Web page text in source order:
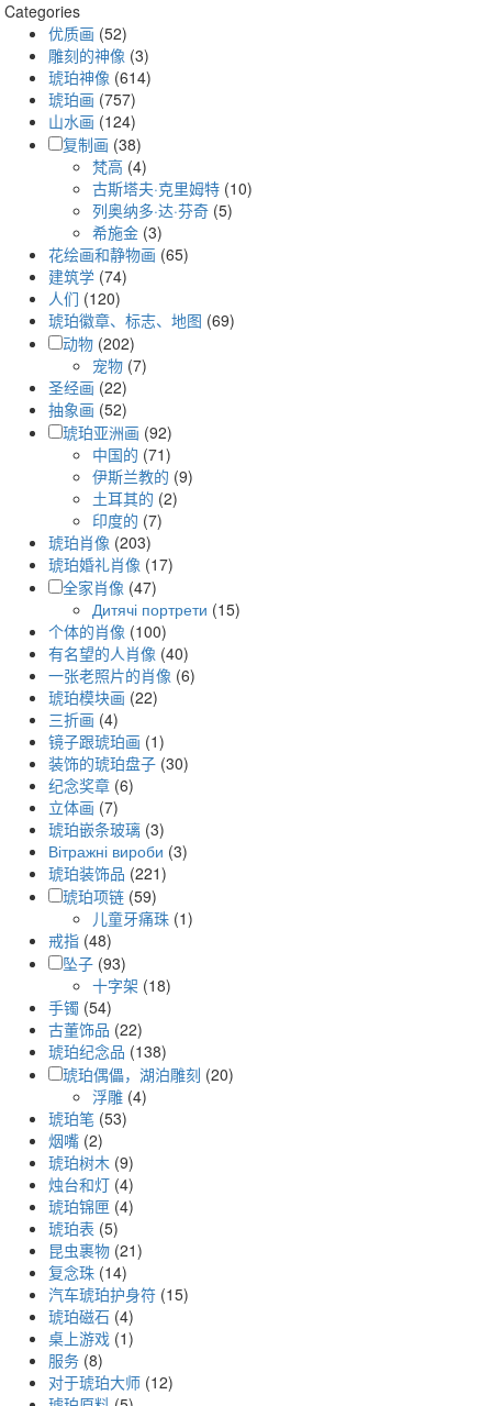
Categories
优质画 (52)
雕刻的神像 (3)
琥珀神像 (614)
琥珀画 (757)
山水画 (124)
复制画 (38)
梵高 (4)
古斯塔夫·克里姆特 (10)
列奥纳多·达·芬奇 (5)
希施金 (3)
花绘画和静物画 (65)
建筑学 (74)
人们 (120)
琥珀徽章、标志、地图 (69)
动物 (202)
宠物 (7)
圣经画 (22)
抽象画 (52)
琥珀亚洲画 (92)
中国的 (71)
伊斯兰教的 (9)
土耳其的 (2)
印度的 (7)
琥珀肖像 (203)
琥珀婚礼肖像 (17)
全家肖像 (47)
Дитячі портрети (15)
个体的肖像 (100)
有名望的人肖像 (40)
一张老照片的肖像 (6)
琥珀模块画 (22)
三折画 (4)
镜子跟琥珀画 (1)
装饰的琥珀盘子 (30)
纪念奖章 (6)
立体画 (7)
琥珀嵌条玻璃 (3)
Вітражні вироби (3)
琥珀装饰品 (221)
琥珀项链 (59)
儿童牙痛珠 (1)
戒指 (48)
坠子 (93)
十字架 (18)
手镯 (54)
古董饰品 (22)
琥珀纪念品 (138)
琥珀偶儡，湖泊雕刻 (20)
浮雕 (4)
琥珀笔 (53)
烟嘴 (2)
琥珀树木 (9)
烛台和灯 (4)
琥珀锦匣 (4)
琥珀表 (5)
昆虫裹物 (21)
复念珠 (14)
汽车琥珀护身符 (15)
琥珀磁石 (4)
桌上游戏 (1)
服务 (8)
对于琥珀大师 (12)